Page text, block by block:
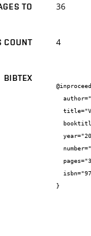
TO 36
COUNT 4
BIBTEX
}